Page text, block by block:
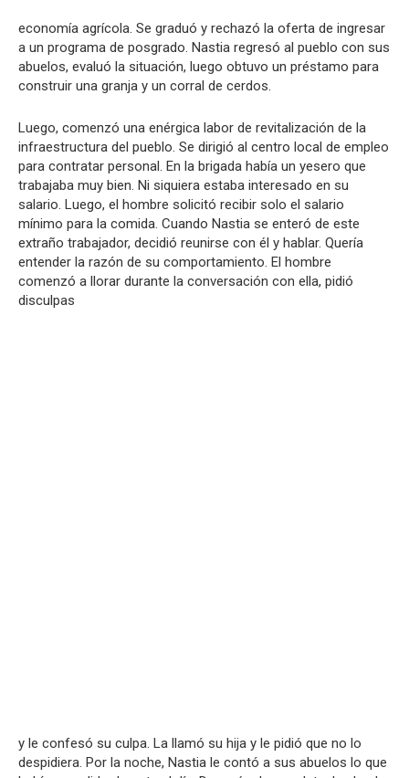
economía agrícola. Se graduó y rechazó la oferta de ingresar
a un programa de posgrado. Nastia regresó al pueblo con sus
abuelos, evaluó la situación, luego obtuvo un préstamo para
construir una granja y un corral de cerdos.
Luego, comenzó una enérgica labor de revitalización de la
infraestructura del pueblo. Se dirigió al centro local de empleo
para contratar personal. En la brigada había un yesero que
trabajaba muy bien. Ni siquiera estaba interesado en su
salario. Luego, el hombre solicitó recibir solo el salario
mínimo para la comida. Cuando Nastia se enteró de este
extraño trabajador, decidió reunirse con él y hablar. Quería
entender la razón de su comportamiento. El hombre
comenzó a llorar durante la conversación con ella, pidió
disculpas
y le confesó su culpa. La llamó su hija y le pidió que no lo
despidiera. Por la noche, Nastia le contó a sus abuelos lo que